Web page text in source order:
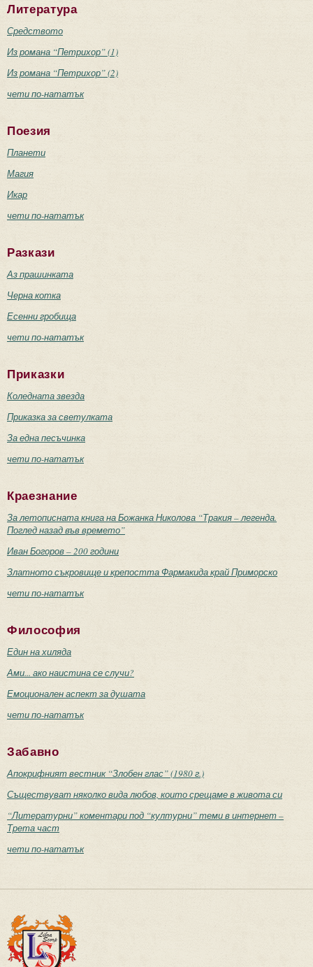
Литература
Средството
Из романа “Петрихор” (1)
Из романа “Петрихор” (2)
чети по-нататък
Поезия
Планети
Магия
Икар
чети по-нататък
Разкази
Аз прашинката
Черна котка
Есенни гробища
чети по-нататък
Приказки
Коледната звезда
Приказка за светулката
За една песъчинка
чети по-нататък
Краезнание
За летописната книга на Божанка Николова “Тракия – легенда.
Поглед назад във времето”
Иван Богоров – 200 години
Златното съкровище и крепостта Фармакида край Приморско
чети по-нататък
Философия
Един на хиляда
Ами... ако наистина се случи?
Емоционален аспект за душата
чети по-нататък
Забавно
Апокрифният вестник “Злобен глас” (1980 г.)
Съществуват няколко вида любов, които срещаме в живота си
“Литературни” коментари под “културни” теми в интернет –
Трета част
чети по-нататък